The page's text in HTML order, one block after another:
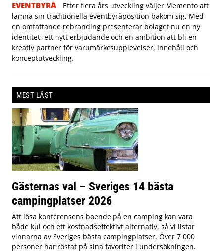
EVENTBYRÅ
Efter flera års utveckling väljer Memento att
lämna sin traditionella eventbyråposition bakom sig. Med
en omfattande rebranding presenterar bolaget nu en ny
identitet, ett nytt erbjudande och en ambition att bli en
kreativ partner för varumärkesupplevelser, innehåll och
konceptutveckling.
MEST LÄST
Gästernas val – Sveriges 14 bästa
campingplatser 2026
Att lösa konferensens boende på en camping kan vara
både kul och ett kostnadseffektivt alternativ, så vi listar
vinnarna av Sveriges bästa campingplatser. Över 7 000
personer har röstat på sina favoriter i undersökningen.